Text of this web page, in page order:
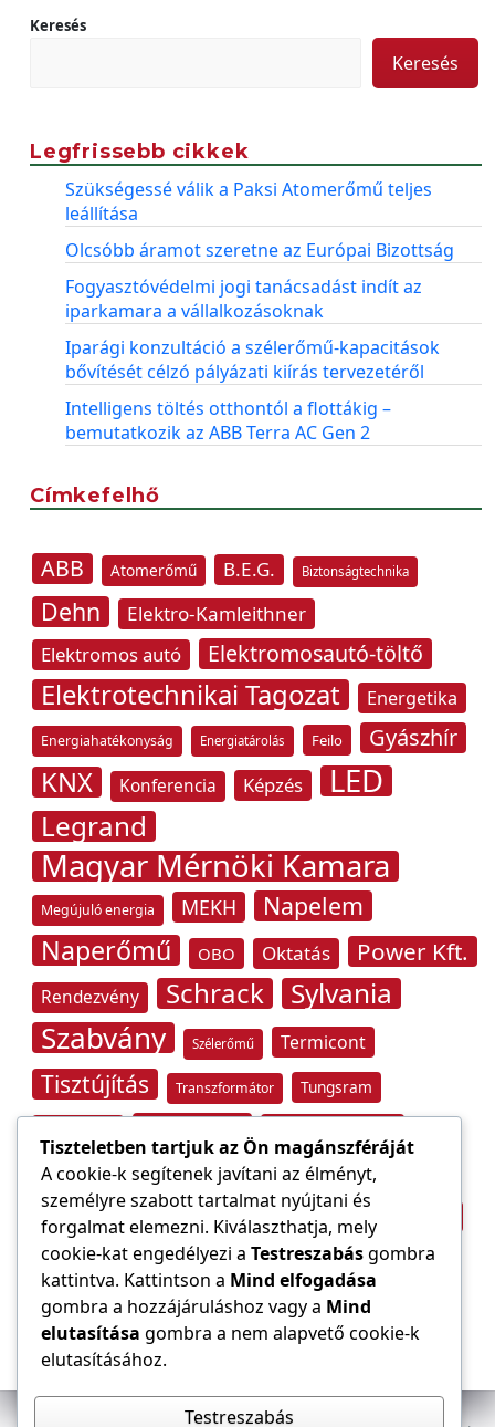
Keresés
Keresés
Legfrissebb cikkek
Szükségessé válik a Paksi Atomerőmű teljes
leállítása
Olcsóbb áramot szeretne az Európai Bizottság
Fogyasztóvédelmi jogi tanácsadást indít az
iparkamara a vállalkozásoknak
Iparági konzultáció a szélerőmű-kapacitások
bővítését célzó pályázati kiírás tervezetéről
Intelligens töltés otthontól a flottákig –
bemutatkozik az ABB Terra AC Gen 2
Címkefelhő
ABB Atomerőmű B.E.G. Biztonságtechnika
Dehn
Elektro-Kamleithner
Elektromos autó
Elektromosautó-töltő
Elektrotechnikai Tagozat Energetika
Energiahatékonyság Energiatárolás Feilo Gyászhír
KNX Konferencia Képzés LED
Legrand
Magyar Mérnöki Kamara
Megújuló energia MEKH Napelem
Naperőmű OBO Oktatás Power Kft.
Rendezvény Schrack Sylvania
Szabvány Szélerőmű Termicont
Tisztújítás Transzformátor Tungsram
Villámvédelem
Világítástechnika Áramfogyasztás
Áramszolgáltató Építőipar átviteli hálózat
Tiszteletben tartjuk az Ön magánszféráját
A cookie-k segítenek javítani az élményt,
személyre szabott tartalmat nyújtani és
forgalmat elemezni. Kiválaszthatja, mely
cookie-kat engedélyezi a Testreszabásgombra
kattintva. Kattintson a Mind elfogadása
gombra a hozzájáruláshoz vagy a Mind
elutasítása gombra a nem alapvető cookie-k
elutasításához.
Testreszabás